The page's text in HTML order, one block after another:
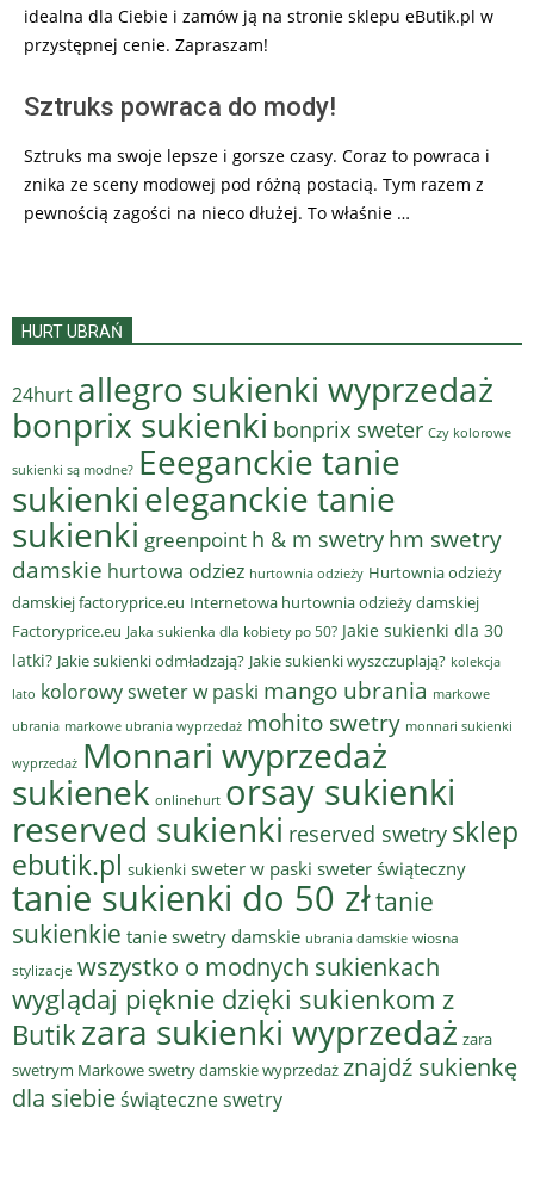
idealna dla Ciebie i zamów ją na stronie sklepu eButik.pl w
przystępnej cenie. Zapraszam!
Sztruks powraca do mody!
Sztruks ma swoje lepsze i gorsze czasy. Coraz to powraca i
znika ze sceny modowej pod różną postacią. Tym razem z
pewnością zagości na nieco dłużej. To właśnie …
HURT UBRAŃ
24hurt allegro sukienki wyprzedaż
bonprix sukienki bonprix sweter Czy kolorowe
sukienki są modne? Eeeganckie tanie
sukienkieleganckie tanie
sukienki greenpoint h & m swetry hm swetry
damskie hurtowa odziez hurtownia odzieży Hurtownia odzieży
damskiej factoryprice.eu Internetowa hurtownia odzieży damskiej
Factoryprice.eu Jaka sukienka dla kobiety po 50? Jakie sukienki dla 30
latki? Jakie sukienki odmładzają? Jakie sukienki wyszczuplają? kolekcja
lato kolorowy sweter w paski mango ubrania markowe
ubrania markowe ubrania wyprzedaż mohito swetry monnari sukienki
wyprzedaż Monnari wyprzedaż
sukienek onlinehurt orsay sukienki
reserved sukienki reserved swetry sklep
ebutik.pl sukienki sweter w paski sweter świąteczny
tanie sukienki do 50 złtanie
sukienkie tanie swetry damskie ubrania damskie wiosna
stylizacje wszystko o modnych sukienkach
wyglądaj pięknie dzięki sukienkom z
Butik zara sukienki wyprzedaż zara
swetrym Markowe swetry damskie wyprzedaż znajdź sukienkę
dla siebieświąteczne swetry